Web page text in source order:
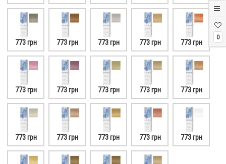
0
773 грн 773 грн 773 грн 773 грн 773 грн
773 грн 773 грн 773 грн 773 грн 773 грн
773 грн 773 грн 773 грн 773 грн 773 грн